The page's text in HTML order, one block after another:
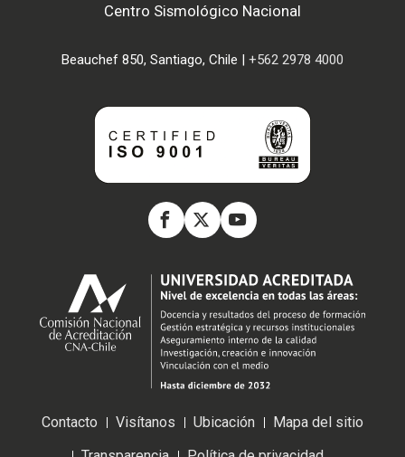
Centro Sismológico Nacional
Beauchef 850, Santiago, Chile | +562 2978 4000
Contacto Visítanos Ubicación
Mapa del sitio